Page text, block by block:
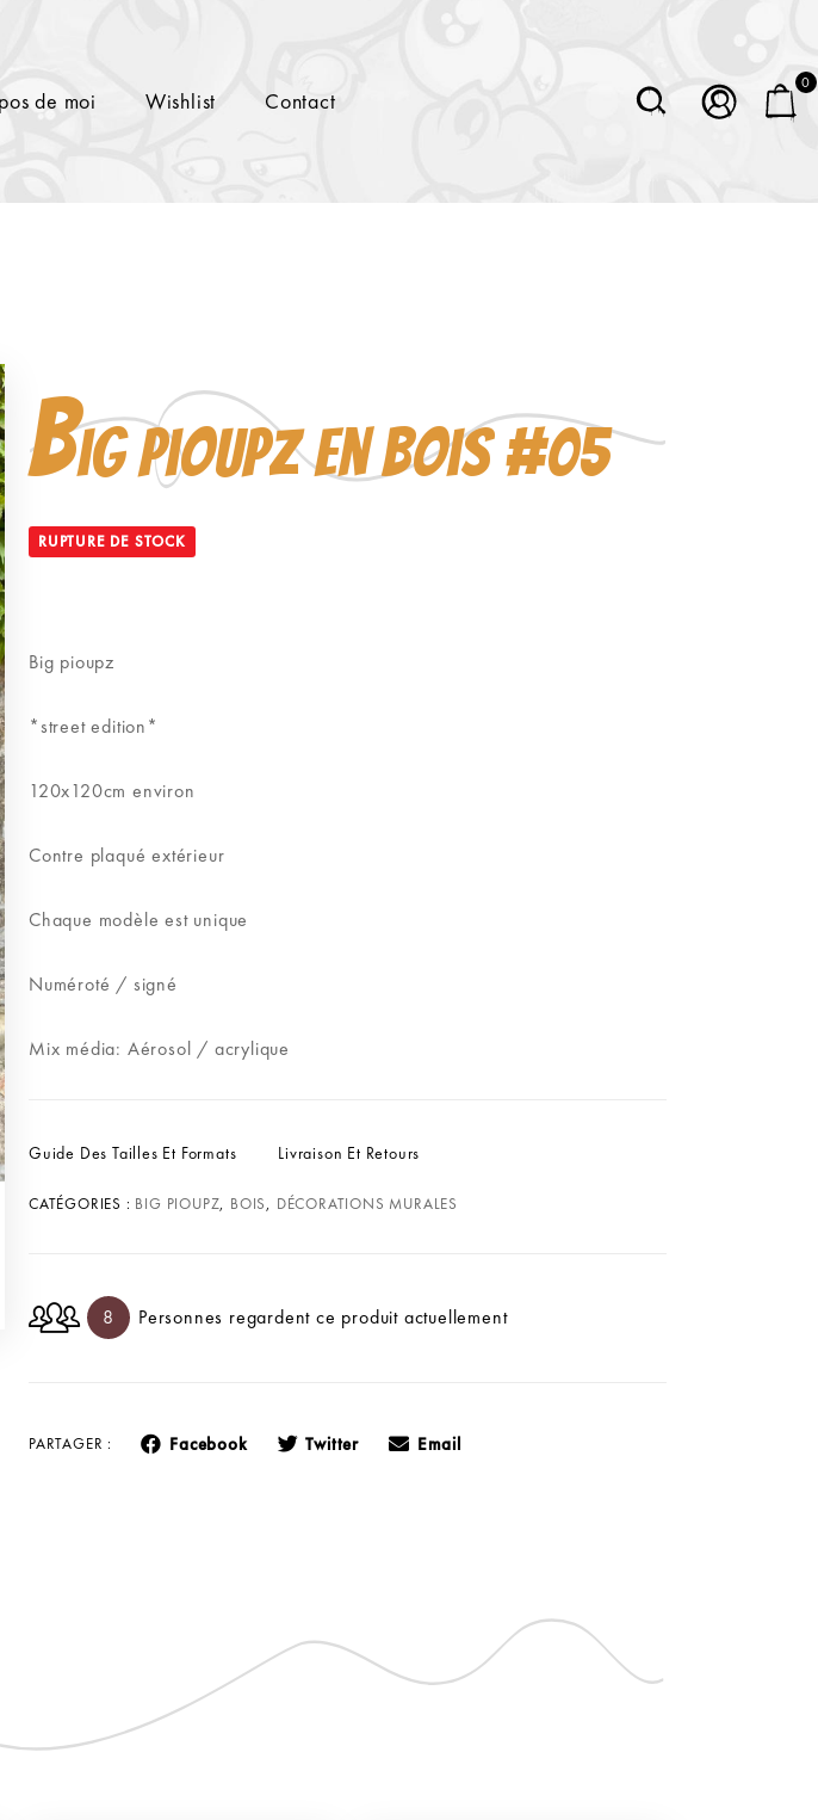
de moi Wishlist Contact
0
Big pioupz en bois #05
RUPTURE DE STOCK
Big pioupz
*street edition*
120x120cm environ
Contre plaqué extérieur
Chaque modèle est unique
Numéroté / signé
Mix média: Aérosol / acrylique
Guide Des Tailles Et Formats Livraison Et Retours
CATÉGORIES : BIG PIOUPZ, BOIS, DÉCORATIONS MURALES
8 Personnes regardent ce produit actuellement
PARTAGER : Facebook Twitter Email